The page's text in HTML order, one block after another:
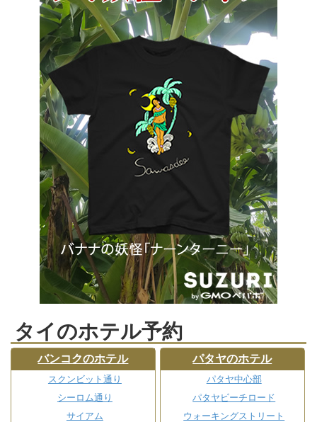
タイのホテル予約
バンコクのホテル
スクンビット通り
シーロム通り
サイアム
パタヤのホテル
パタヤ中心部
パタヤビーチロード
ウォーキングストリート